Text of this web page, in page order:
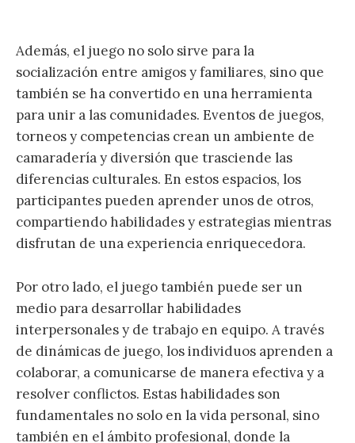
Además, el juego no solo sirve para la
socialización entre amigos y familiares, sino que
también se ha convertido en una herramienta
para unir a las comunidades. Eventos de juegos,
torneos y competencias crean un ambiente de
camaradería y diversión que trasciende las
diferencias culturales. En estos espacios, los
participantes pueden aprender unos de otros,
compartiendo habilidades y estrategias mientras
disfrutan de una experiencia enriquecedora.
Por otro lado, el juego también puede ser un
medio para desarrollar habilidades
interpersonales y de trabajo en equipo. A través
de dinámicas de juego, los individuos aprenden a
colaborar, a comunicarse de manera efectiva y a
resolver conflictos. Estas habilidades son
fundamentales no solo en la vida personal, sino
también en el ámbito profesional, donde la